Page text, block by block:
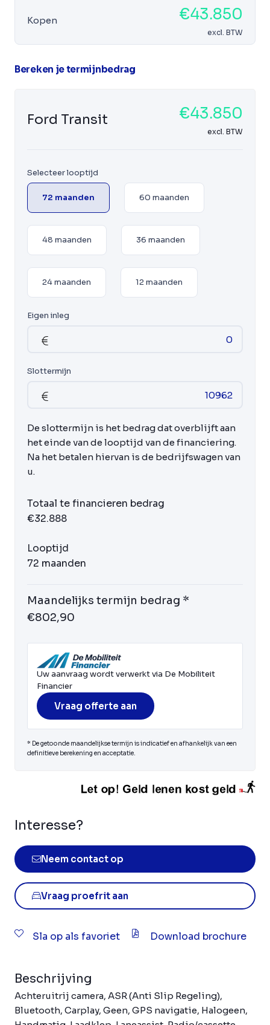
Kopen €43.850
excl. BTW
Bereken je termijnbedrag
Ford Transit €43.850
excl. BTW
Selecteer looptijd
72 maanden 60 maanden
48 maanden 36 maanden
24 maanden 12 maanden
Eigen inleg
Slottermijn
De slottermijn is het bedrag dat overblijft aan
het einde van de looptijd van de financiering.
Na het betalen hiervan is de bedrijfswagen van
u.
Totaal te financieren bedrag
€32.888
Looptijd
72 maanden
Maandelijks termijn bedrag *
€802,90
Uw aanvraag wordt verwerkt via De Mobiliteit
Financier
Vraag offerte aan
* De getoonde maandelijkse termijn is indicatief en afhankelijk van een
definitieve berekening en acceptatie.
Interesse?
Neem contact op
Vraag proefrit aan
Sla op als favoriet Download brochure
Beschrijving
Achteruitrij camera, ASR (Anti Slip Regeling),
Bluetooth, Carplay, Geen, GPS navigatie, Halogeen,